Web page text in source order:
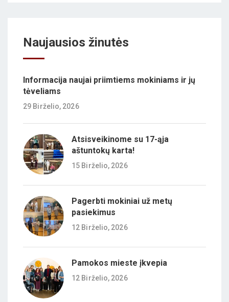
Naujausios žinutės
Informacija naujai priimtiems mokiniams ir jų
tėveliams
29 Birželio, 2026
Atsisveikinome su 17-ąja
aštuntokų karta!
15 Birželio, 2026
Pagerbti mokiniai už metų
pasiekimus
12 Birželio, 2026
Pamokos mieste įkvepia
12 Birželio, 2026